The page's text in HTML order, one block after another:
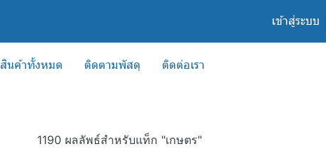
เข้าสู่ระบบ
สินค้าทั้งหมด ติดตามพัสดุ ติดต่อเรา
1190 ผลลัพธ์สำหรับแท็ก "เกษตร"